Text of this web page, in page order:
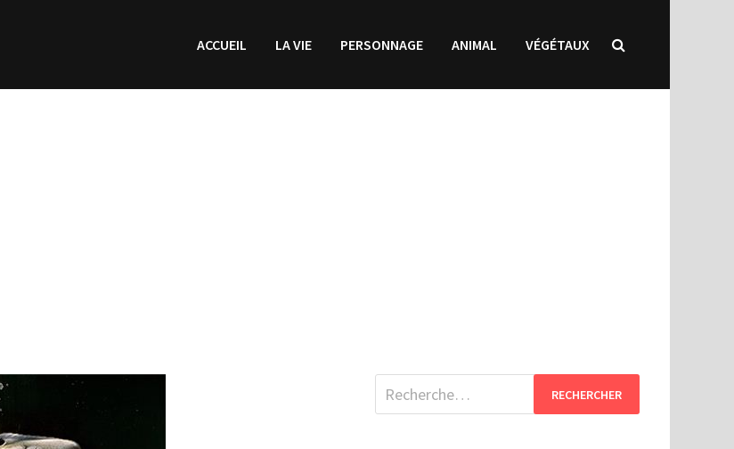
ACCUEIL LA VIE PERSONNAGE ANIMAL VÉGÉTAUX
Rechercher :